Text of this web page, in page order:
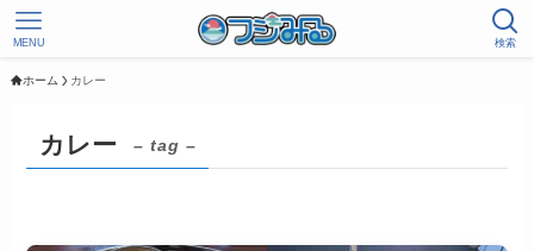
検索
MENU
ホーム カレー
カレー – tag –